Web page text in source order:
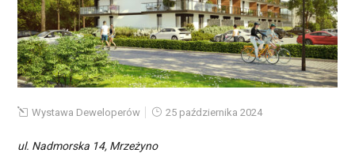
Wystawa Deweloperów 25 października 2024
ul. Nadmorska 14, Mrzeżyno